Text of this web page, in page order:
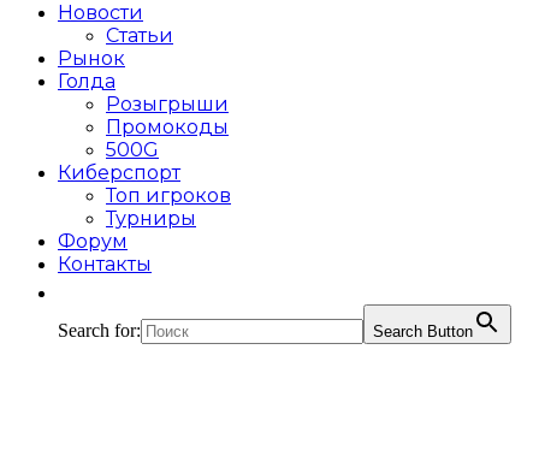
Новости
Статьи
Рынок
Голда
Розыгрыши
Промокоды
500G
Киберспорт
Топ игроков
Турниры
Форум
Контакты
Search for: Search Button